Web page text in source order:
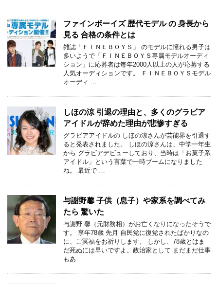
ファインボーイズ 歴代モデル の 身長から
見る 合格の条件とは
雑誌「ＦＩＮＥＢＯＹＳ」 のモデルに憧れる男子は
多いようで「ＦＩＮＥＢＯＹＳ専属モデルオーディ
ション」に応募者は毎年2000人以上の人が応募する
人気オーディションです。 ＦＩＮＥＢＯＹＳモデル
オーディ …
しほの涼 引退の理由と、多くのグラビア
アイドルが辞めた理由が悲惨すぎる
グラビアアイドルの しほの涼さんが芸能界を引退す
ると発表されました。 しほの涼さんは、中学一年生
から グラビアデビューしており、当時は「お菓子系
アイドル」という言葉で一時ブームになりました
ね。 最近で …
与謝野馨 子供（息子）や家系を調べてみ
たら 驚いた
与謝野 馨（元財務相）がお亡くなりになったそうで
す。 享年78歳 先月 自民党に復党されたばかりなの
に、ご冥福をお祈りします。 しかし、78歳とはま
だ死ぬには早いですよ。政治家として まだまだ仕事
もあ …